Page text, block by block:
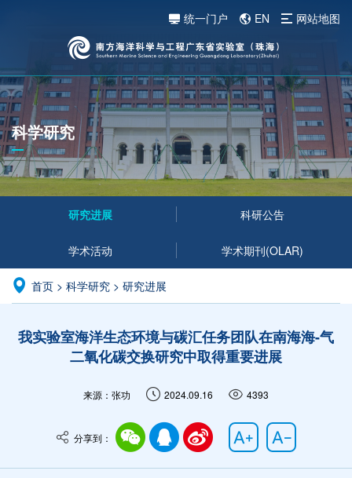
统一门户 EN 网站地图
科学研究
研究进展 科研公告
学术活动 学术期刊(OLAR)
首页 > 科学研究 > 研究进展
我实验室海洋生态环境与碳汇任务团队在南海海-气
二氧化碳交换研究中取得重要进展
来源：张功 2024.09.16 4393
分享到：